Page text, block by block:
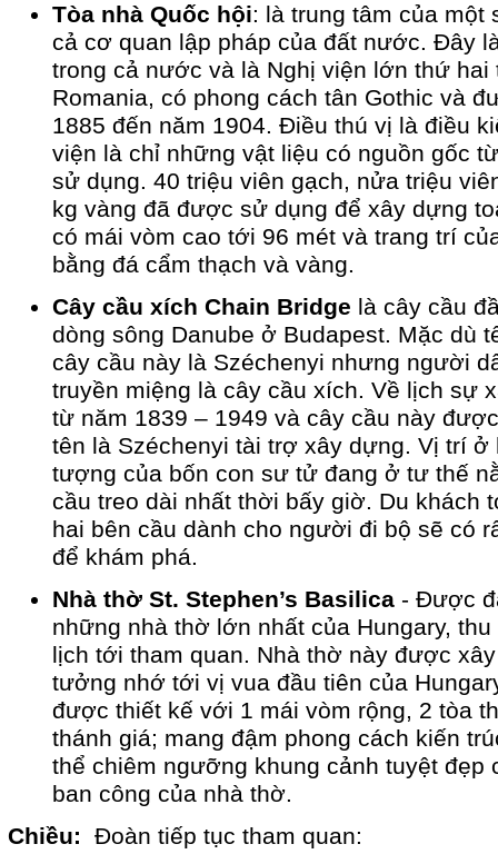
Tòa nhà Quốc hội: là trung tâm của một
cả cơ quan lập pháp của đất nước. Đây
trong cả nước và là Nghị viện lớn thứ hai
Romania, có phong cách tân Gothic và
1885 đến năm 1904. Điều thú vị là điều
viện là chỉ những vật liệu có nguồn gốc
sử dụng. 40 triệu viên gạch, nửa triệu
kg vàng đã được sử dụng để xây dựng
có mái vòm cao tới 96 mét và trang trí
bằng đá cẩm thạch và vàng.
Cây cầu xích Chain Bridge là cây cầu
dòng sông Danube ở Budapest. Mặc dù
cây cầu này là Széchenyi nhưng người
truyền miệng là cây cầu xích. Về lịch sự
từ năm 1839 – 1949 và cây cầu này
tên là Széchenyi tài trợ xây dựng. Vị trí ở
tượng của bốn con sư tử đang ở tư thế
cầu treo dài nhất thời bấy giờ. Du khách
hai bên cầu dành cho người đi bộ sẽ có
để khám phá.
Nhà thờ St. Stephen’s Basilica - Được
những nhà thờ lớn nhất của Hungary,
lịch tới tham quan. Nhà thờ này được
tưởng nhớ tới vị vua đầu tiên của
được thiết kế với 1 mái vòm rộng, 2 tòa
thánh giá; mang đậm phong cách kiến
thể chiêm ngưỡng khung cảnh tuyệt đẹp
ban công của nhà thờ.
Chiều: Đoàn tiếp tục tham quan: